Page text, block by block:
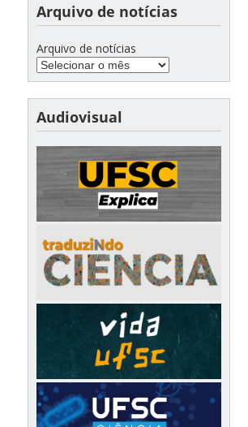
Arquivo de notícias
Arquivo de notícias
Audiovisual